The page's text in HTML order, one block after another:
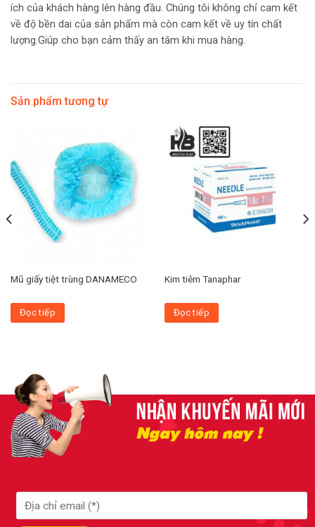
ích của khách hàng lên hàng đầu. Chúng tôi không chỉ cam kết
về độ bền dai của sản phẩm mà còn cam kết về uy tín chất
lượng.Giúp cho bạn cảm thấy an tâm khi mua hàng.
Sản phẩm tương tự
Mũ giấy tiệt trùng DANAMECO
Đọc tiếp
Kim tiêm Tanaphar
Đọc tiếp